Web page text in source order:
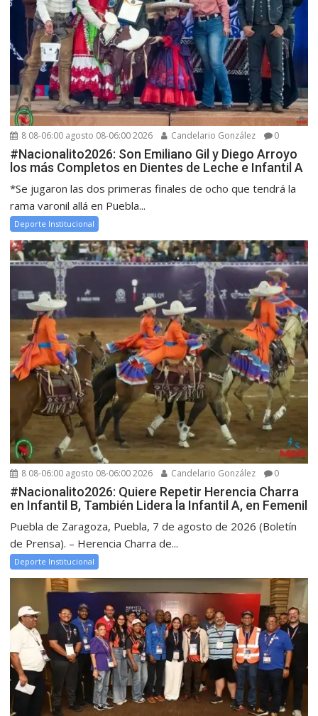
8 08-06:00 agosto 08-06:00 2026 Candelario González 0
#Nacionalito2026: Son Emiliano Gil y Diego Arroyo
los más Completos en Dientes de Leche e Infantil A
*Se jugaron las dos primeras finales de ocho que tendrá la
rama varonil allá en Puebla...
Deporte Institucional
8 08-06:00 agosto 08-06:00 2026 Candelario González 0
#Nacionalito2026: Quiere Repetir Herencia Charra
en Infantil B, También Lidera la Infantil A, en Femenil
Puebla de Zaragoza, Puebla, 7 de agosto de 2026 (Boletín
de Prensa). – Herencia Charra de...
Deporte Institucional